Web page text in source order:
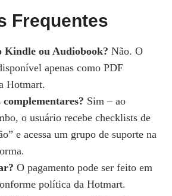
Frequentes
Kindle ou Audiobook? Não. O
apenas como PDF
Hotmart.
Sim – ao
o usuário recebe checklists de
e acessa um grupo de suporte na
O pagamento pode ser feito em
política da Hotmart.